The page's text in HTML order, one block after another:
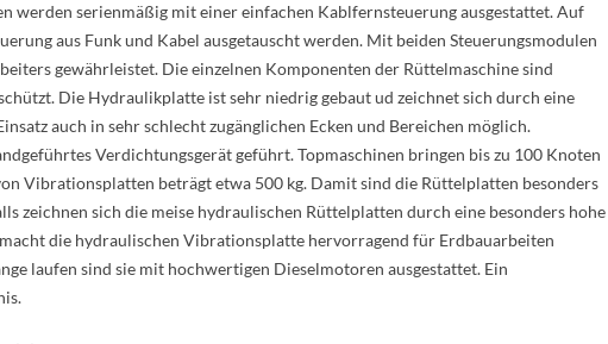
werden serienmäßig mit einer einfachen Kablfernsteuerung ausgestattet. Auf
aus Funk und Kabel ausgetauscht werden. Mit beiden Steuerungsmodulen
gewährleistet. Die einzelnen Komponenten der Rüttelmaschine sind
Die Hydraulikplatte ist sehr niedrig gebaut ud zeichnet sich durch eine
auch in sehr schlecht zugänglichen Ecken und Bereichen möglich.
Verdichtungsgerät geführt. Topmaschinen bringen bis zu 100 Knoten
Vibrationsplatten beträgt etwa 500 kg. Damit sind die Rüttelplatten besonders
zeichnen sich die meise hydraulischen Rüttelplatten durch eine besonders hohe
die hydraulischen Vibrationsplatte hervorragend für Erdbauarbeiten
laufen sind sie mit hochwertigen Dieselmotoren ausgestattet. Ein